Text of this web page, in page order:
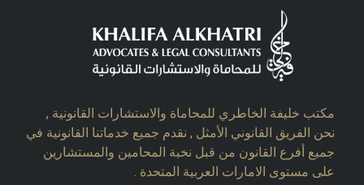
مكتب خليفة الخاطري للمحاماة والاستشارات القانونية ,
نحن الفريق القانوني الأمثل , نقدم جميع خدماتنا القانونية في
جميع أفرع القانون من قبل نخبة المحامين والمستشارين
على مستوى الامارات العربية المتحدة .